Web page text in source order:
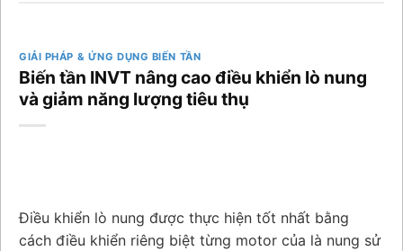
GIẢI PHÁP & ỨNG DỤNG BIẾN TẦN
Biến tần INVT nâng cao điều khiển lò nung
và giảm năng lượng tiêu thụ
Điều khiển lò nung được thực hiện tốt nhất bằng
cách điều khiển riêng biệt từng motor của là nung sử